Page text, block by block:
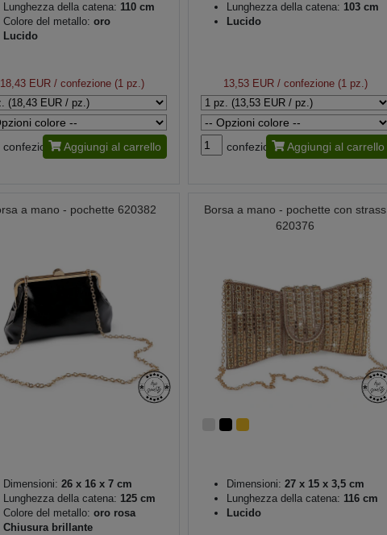
Lunghezza della catena: 110 cm
Colore del metallo: oro
Lucido
18,43 EUR/ confezione (1 pz.)
confezione Aggiungi al carrello
Lunghezza della catena: 103 cm
Lucido
13,53 EUR/ confezione (1 pz.)
confezione Aggiungi al carrello
a mano - pochette 620382
Dimensioni: 26 x 16 x 7 cm
Lunghezza della catena: 125 cm
Colore del metallo: oro rosa
Chiusura brillante
Borsa a mano - pochette con strass
620376
Dimensioni: 27 x 15 x 3,5 cm
Lunghezza della catena: 116 cm
Lucido